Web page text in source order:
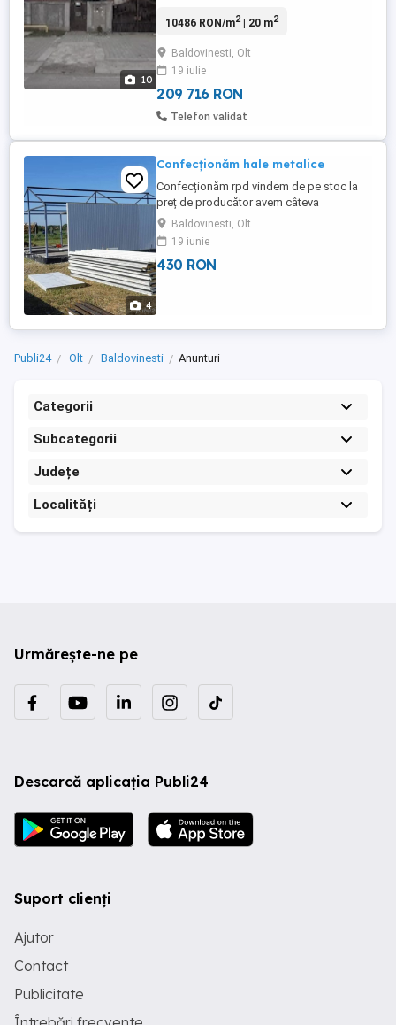
10
sunt destul de spațioase
10486 RON/m2| 20 m2
Baldovinesti, Olt
19 iulie
209 716 RON
Telefon validat
4
Confecționăm hale metalice
Confecționăm rpd vindem de pe stoc la
preț de producător avem câteva
dimensiuni pe stoc 10 cu 17 cu patru la
streașină opt cu 40 cu patru la streașină
12 cu 30 cu patru la streașină 14 Cu 50 cu
patru la streașină facem și alte mărim
Baldovinesti, Olt
19 iunie
430 RON
Publi24 Olt Baldovinesti Anunturi
Categorii
Subcategorii
Județe
Localități
Urmărește-ne pe
Descarcă aplicația Publi24
Suport clienți
Ajutor
Contact
Publicitate